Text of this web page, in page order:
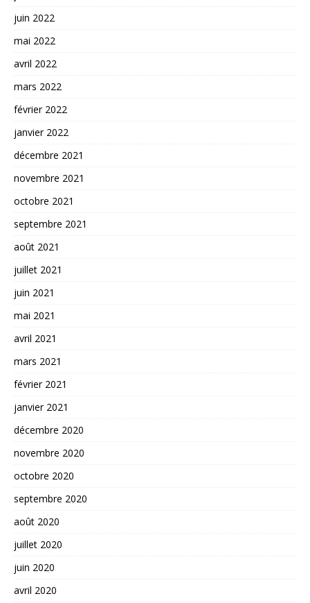
juin 2022
mai 2022
avril 2022
mars 2022
février 2022
janvier 2022
décembre 2021
novembre 2021
octobre 2021
septembre 2021
août 2021
juillet 2021
juin 2021
mai 2021
avril 2021
mars 2021
février 2021
janvier 2021
décembre 2020
novembre 2020
octobre 2020
septembre 2020
août 2020
juillet 2020
juin 2020
avril 2020